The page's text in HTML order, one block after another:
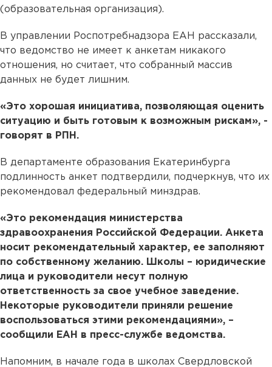
(образовательная организация).
В управлении Роспотребнадзора ЕАН рассказали,
что ведомство не имеет к анкетам никакого
отношения, но считает, что собранный массив
данных не будет лишним.
«Это хорошая инициатива, позволяющая оценить
ситуацию и быть готовым к возможным рискам», -
говорят в РПН.
В департаменте образования Екатеринбурга
подлинность анкет подтвердили, подчеркнув, что их
рекомендовал федеральный минздрав.
«Это рекомендация министерства
здравоохранения Российской Федерации. Анкета
носит рекомендательный характер, ее заполняют
по собственному желанию. Школы – юридические
лица и руководители несут полную
ответственность за свое учебное заведение.
Некоторые руководители приняли решение
воспользоваться этими рекомендациями», –
сообщили ЕАН в пресс-службе ведомства.
Напомним, в начале года в школах Свердловской